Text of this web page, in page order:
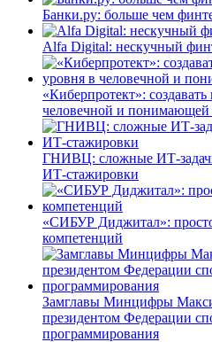
Банки.ру: больше чем
Alfa Digital: нескучный
«Киберпротект»:
человечной и понимающей
ГНИВЦ: сложные
ИТ‑стажировки
«СИБУР Диджитал»:
компетенций
Замглавы Минцифры
президентом Федерации
программирования